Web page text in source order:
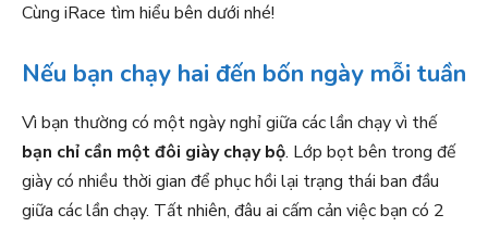
Cùng iRace tìm hiểu bên dưới nhé!
Nếu bạn chạy hai đến bốn ngày mỗi tuần
Vì bạn thường có một ngày nghỉ giữa các lần chạy vì thế
bạn chỉ cần một đôi giày chạy bộ. Lớp bọt bên trong đế
giày có nhiều thời gian để phục hồi lại trạng thái ban đầu
giữa các lần chạy. Tất nhiên, đâu ai cấm cản việc bạn có 2